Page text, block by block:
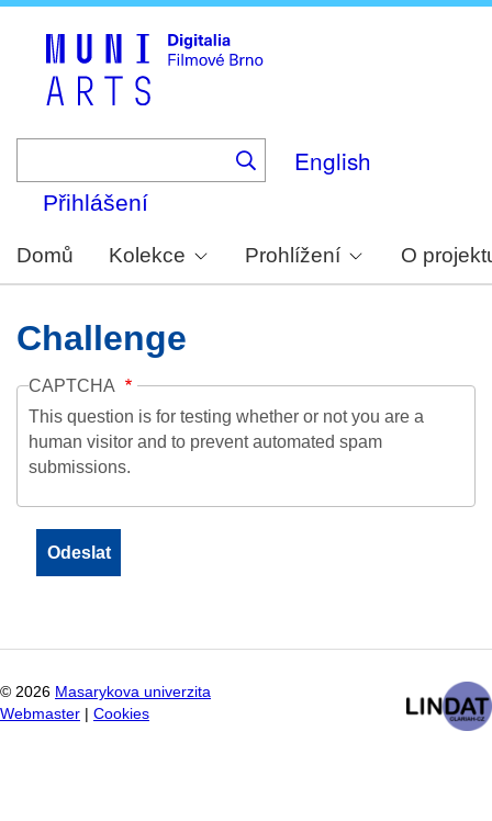
English
Přihlášení
Domů Kolekce Prohlížení O
Challenge
CAPTCHA
This question is for testing whether or not you are a
human visitor and to prevent automated spam
submissions.
© 2026 Masarykova univerzita
Webmaster
Cookies